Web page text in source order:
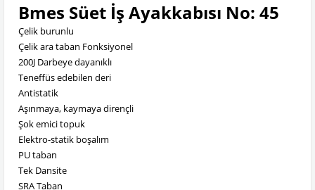
Bmes Süet İş Ayakkabısı No: 45
Çelik burunlu
Çelik ara taban Fonksiyonel
200J Darbeye dayanıklı
Teneffüs edebilen deri
Antistatik
Aşınmaya, kaymaya dirençli
Şok emici topuk
Elektro-statik boşalım
PU taban
Tek Dansite
SRA Taban